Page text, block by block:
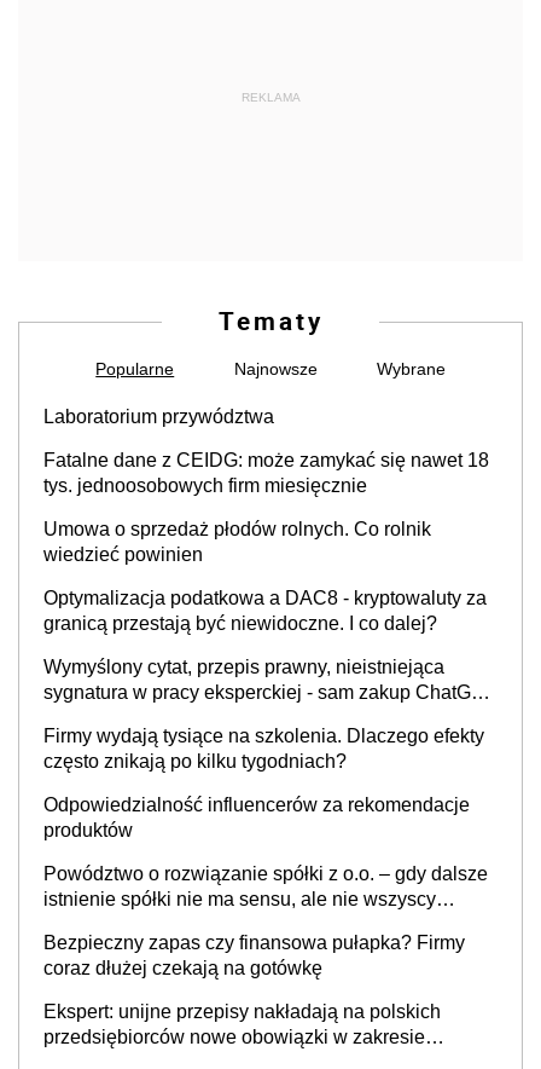
REKLAMA
Tematy
Popularne Najnowsze Wybrane
Laboratorium przywództwa
Fatalne dane z CEIDG: może zamykać się nawet 18
tys. jednoosobowych firm miesięcznie
Umowa o sprzedaż płodów rolnych. Co rolnik
wiedzieć powinien
Optymalizacja podatkowa a DAC8 - kryptowaluty za
granicą przestają być niewidoczne. I co dalej?
Wymyślony cytat, przepis prawny, nieistniejąca
sygnatura w pracy eksperckiej - sam zakup ChatGPT
Firmy wydają tysiące na szkolenia. Dlaczego efekty
często znikają po kilku tygodniach?
Odpowiedzialność influencerów za rekomendacje
produktów
Powództwo o rozwiązanie spółki z o.o. – gdy dalsze
istnienie spółki nie ma sensu, ale nie wszyscy
Bezpieczny zapas czy finansowa pułapka? Firmy
coraz dłużej czekają na gotówkę
Ekspert: unijne przepisy nakładają na polskich
przedsiębiorców nowe obowiązki w zakresie